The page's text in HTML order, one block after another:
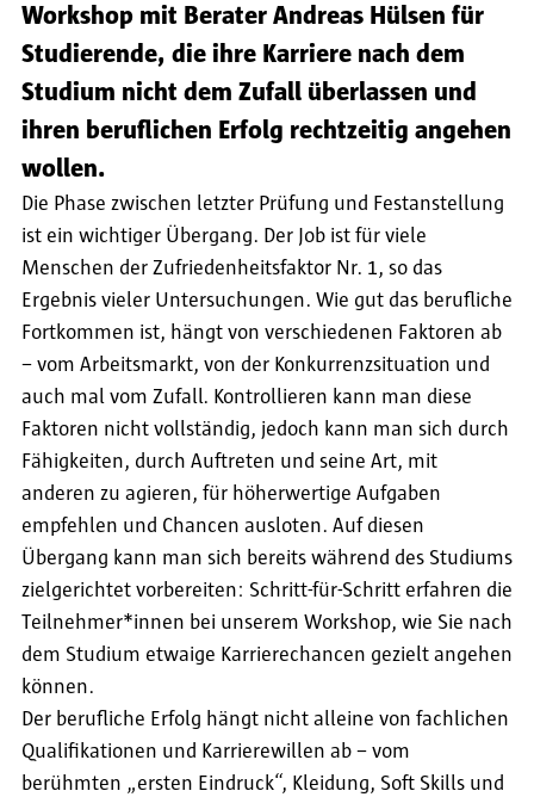
Workshop mit Berater Andreas Hülsen für
Studierende, die ihre Karriere nach dem
Studium nicht dem Zufall überlassen und
ihren beruflichen Erfolg rechtzeitig angehen
wollen.
Die Phase zwischen letzter Prüfung und Festanstellung
ist ein wichtiger Übergang. Der Job ist für viele
Menschen der Zufriedenheitsfaktor Nr. 1, so das
Ergebnis vieler Untersuchungen. Wie gut das berufliche
Fortkommen ist, hängt von verschiedenen Faktoren ab
– vom Arbeitsmarkt, von der Konkurrenzsituation und
auch mal vom Zufall. Kontrollieren kann man diese
Faktoren nicht vollständig, jedoch kann man sich durch
Fähigkeiten, durch Auftreten und seine Art, mit
anderen zu agieren, für höherwertige Aufgaben
empfehlen und Chancen ausloten. Auf diesen
Übergang kann man sich bereits während des Studiums
zielgerichtet vorbereiten: Schritt-für-Schritt erfahren die
Teilnehmer*innen bei unserem Workshop, wie Sie nach
dem Studium etwaige Karrierechancen gezielt angehen
können.
Der berufliche Erfolg hängt nicht alleine von fachlichen
Qualifikationen und Karrierewillen ab – vom
berühmten „ersten Eindruck“, Kleidung, Soft Skills und